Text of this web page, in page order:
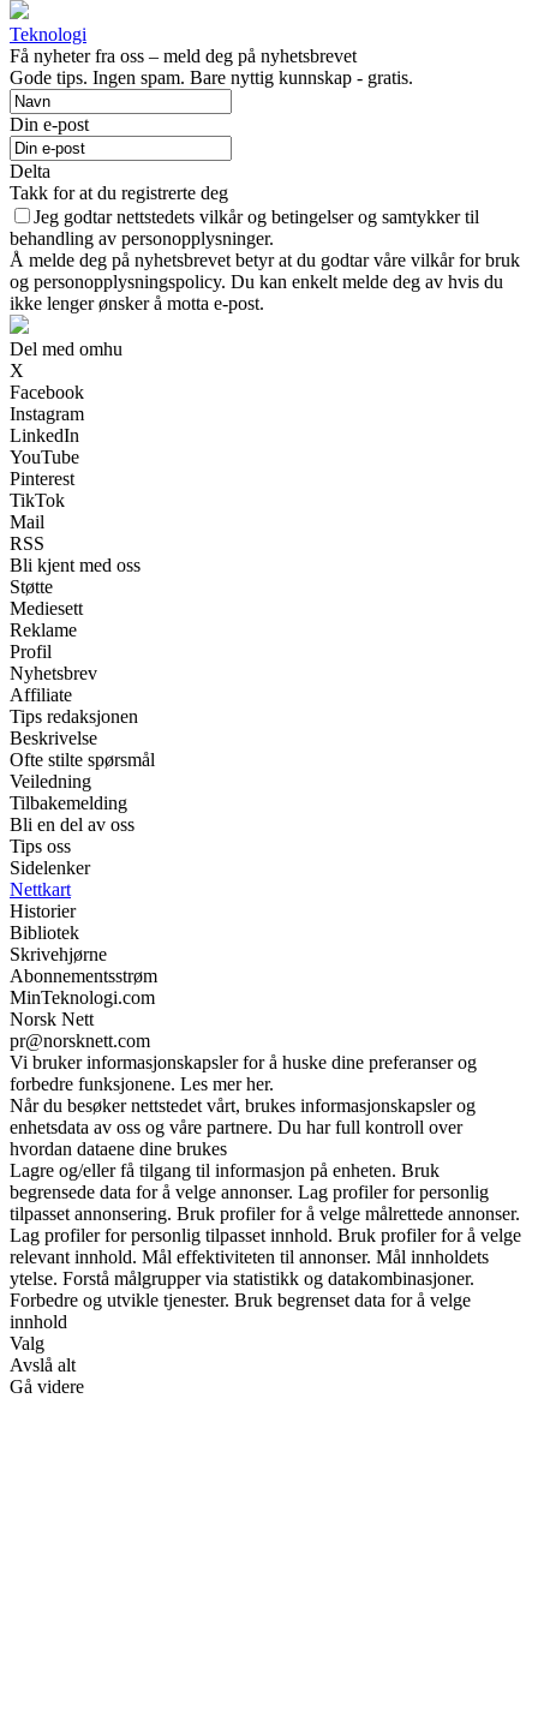
Teknologi
Få nyheter fra oss – meld deg på nyhetsbrevet
Gode ​​tips. Ingen spam. Bare nyttig kunnskap - gratis.
Din e-post
Delta
Takk for at du registrerte deg
Jeg godtar nettstedets vilkår og betingelser og samtykker til
behandling av personopplysninger.
Å melde deg på nyhetsbrevet betyr at du godtar våre vilkår for bruk
og personopplysningspolicy. Du kan enkelt melde deg av hvis du
ikke lenger ønsker å motta e-post.
Del med omhu
X
Facebook
Instagram
LinkedIn
YouTube
Pinterest
TikTok
Mail
RSS
Bli kjent med oss
Støtte
Mediesett
Reklame
Profil
Nyhetsbrev
Affiliate
Tips redaksjonen
Beskrivelse
Ofte stilte spørsmål
Veiledning
Tilbakemelding
Bli en del av oss
Tips oss
Sidelenker
Nettkart
Historier
Bibliotek
Skrivehjørne
Abonnementsstrøm
MinTeknologi.com
Norsk Nett
pr@norsknett.com
Vi bruker informasjonskapsler for å huske dine preferanser og
forbedre funksjonene. Les mer her.
Når du besøker nettstedet vårt, brukes informasjonskapsler og
enhetsdata av oss og våre partnere. Du har full kontroll over
hvordan dataene dine brukes
Lagre og/eller få tilgang til informasjon på enheten. Bruk
begrensede data for å velge annonser. Lag profiler for personlig
tilpasset annonsering. Bruk profiler for å velge målrettede annonser.
Lag profiler for personlig tilpasset innhold. Bruk profiler for å velge
relevant innhold. Mål effektiviteten til annonser. Mål innholdets
ytelse. Forstå målgrupper via statistikk og datakombinasjoner.
Forbedre og utvikle tjenester. Bruk begrenset data for å velge
innhold
Valg
Avslå alt
Gå videre